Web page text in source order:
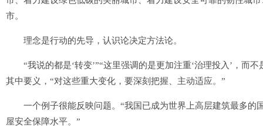
市。
理念是行动的先导，认识论决定方法论。
“我说的都是‘转变’”“这里强调的是更加注重‘治理投入’，而
其中要义，“对这些重大变化，要深刻把握、主动适应。”
一个例子很能反映问题。“我国已成为世界上高层建筑最多的
屋安全保障水平。”